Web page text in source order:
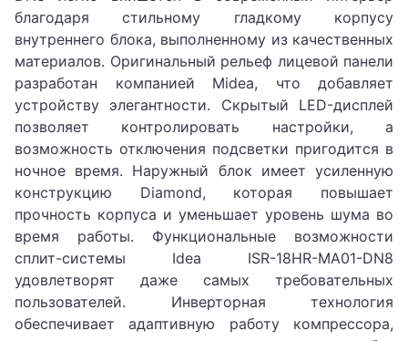
благодаря стильному гладкому корпусу
внутреннего блока, выполненному из качественных
материалов. Оригинальный рельеф лицевой панели
разработан компанией Midea, что добавляет
устройству элегантности. Скрытый LED-дисплей
позволяет контролировать настройки, а
возможность отключения подсветки пригодится в
ночное время. Наружный блок имеет усиленную
конструкцию Diamond, которая повышает
прочность корпуса и уменьшает уровень шума во
время работы. Функциональные возможности
сплит-системы Idea ISR-18HR-MA01-DN8
удовлетворят даже самых требовательных
пользователей. Инверторная технология
обеспечивает адаптивную работу компрессора,